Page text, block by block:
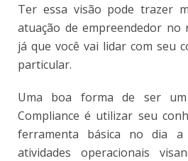
Ter essa visão pode trazer
atuação de empreendedor no
já que você vai lidar com seu
particular.
Uma boa forma de ser um
Compliance é utilizar seu
ferramenta básica no dia a
atividades operacionais